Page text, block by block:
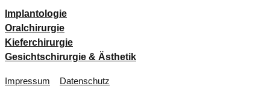
Implantologie
Oralchirurgie
Kieferchirurgie
Gesichtschirurgie & Ästhetik
Impressum Datenschutz